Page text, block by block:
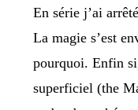
En série j’ai arrêté
La magie s’est
pourquoi. Enfin
superficiel (the